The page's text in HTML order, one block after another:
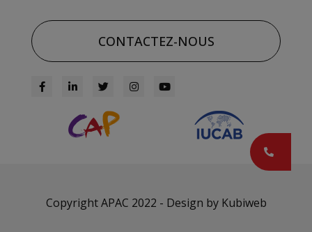
CONTACTEZ-NOUS
Copyright APAC 2022 - Design by Kubiweb